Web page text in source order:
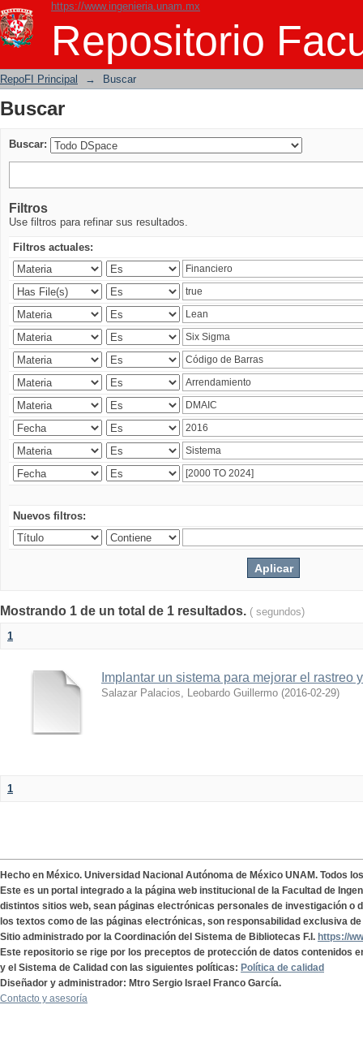
https://www.ingenieria.unam.mx
Repositorio
Buscar
RepoFI Principal → Buscar
Buscar
Buscar:
Filtros
Use filtros para refinar sus resultados.
Filtros actuales:
Nuevos filtros:
Mostrando 1 de un total de 1 resultados. ( segundos)
1
Implantar un sistema para mejorar el rastreo
Salazar Palacios, Leobardo Guillermo (2016-02-29)
1
Hecho en México. Universidad Nacional Autónoma de México UNAM. Todos
Este es un portal integrado a la página web institucional de la Facultad de
distintos sitios web, sean páginas electrónicas personales de investigación o
los textos como de las páginas electrónicas, son responsabilidad exclusiva
Sitio administrado por la Coordinación del Sistema de Bibliotecas F.I. https://
Este repositorio se rige por los preceptos de protección de datos contenidos
y el Sistema de Calidad con las siguientes políticas: Política de calidad
Diseñador y administrador: Mtro Sergio Israel Franco García.
Contacto y asesoría